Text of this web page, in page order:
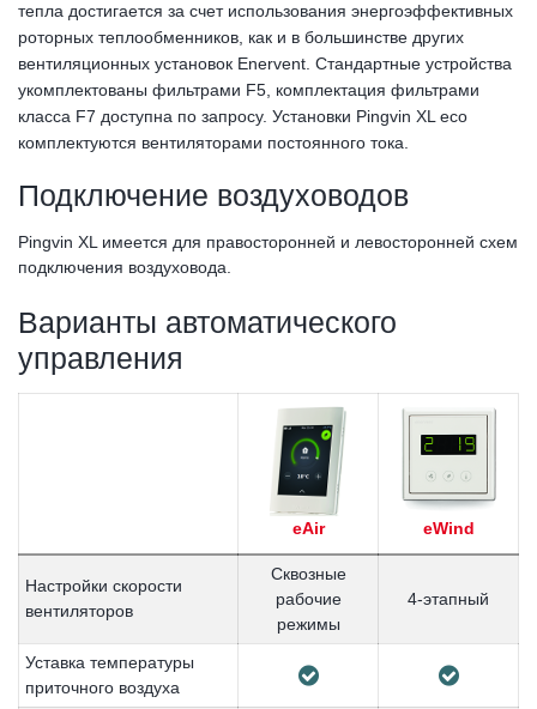
тепла достигается за счет использования энергоэффективных
роторных теплообменников, как и в большинстве других
вентиляционных установок Enervent. Стандартные устройства
укомплектованы фильтрами F5, комплектация фильтрами
класса F7 доступна по запросу. Установки Pingvin XL eco
комплектуются вентиляторами постоянного тока.
Подключение воздуховодов
Pingvin XL имеется для правосторонней и левосторонней схем
подключения воздуховода.
Варианты автоматического
управления
eAir eWind
Настройки скорости
вентиляторов
Сквозные
рабочие
режимы
4-этапный
Уставка температуры
приточного воздуха